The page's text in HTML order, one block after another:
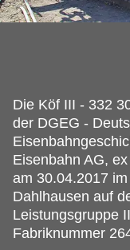
Die Köf III - 332
der DGEG -
Eisenbahn AG,
am 30.04.2017
Dahlhausen auf
Leistungsgruppe
Fabriknummer